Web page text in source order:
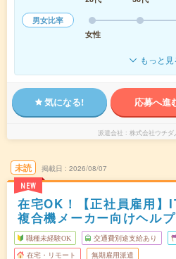
男女比率
女性
もっと見
気になる! 応募へ進
派遣会社 株式会社ウチダ
未読
NEW
掲載日 2026/08/07
在宅OK！【正社員雇用】
複合機メーカー向けヘルプ
職種未経験OK 交通費別途支給あり
在宅・リモート 無期雇用派遣